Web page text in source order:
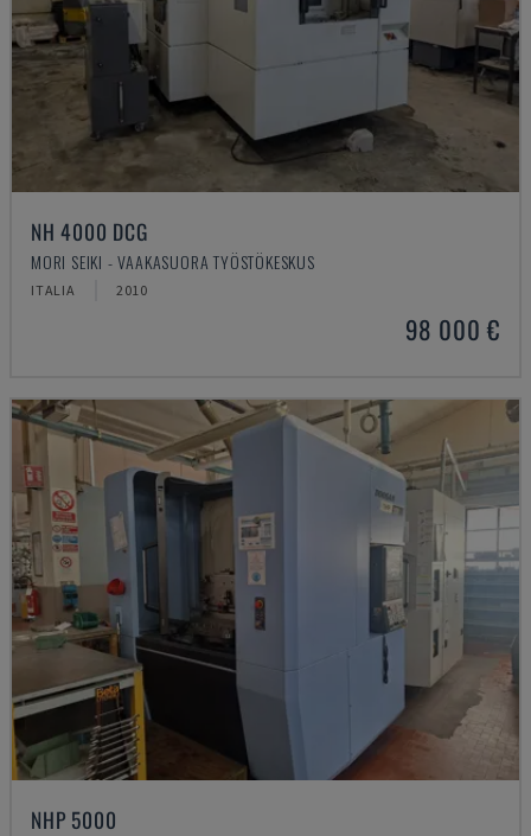
NH 4000 DCG
MORI SEIKI - VAAKASUORA TYÖSTÖKESKUS
ITALIA 2010
98 000 €
NHP 5000